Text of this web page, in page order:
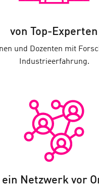
von Top-Experten
und Dozenten mit
Industrieerfahrung.
ein Netzwerk vor